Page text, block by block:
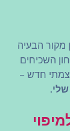
מקור הבעיה
השכיחים
חדש –